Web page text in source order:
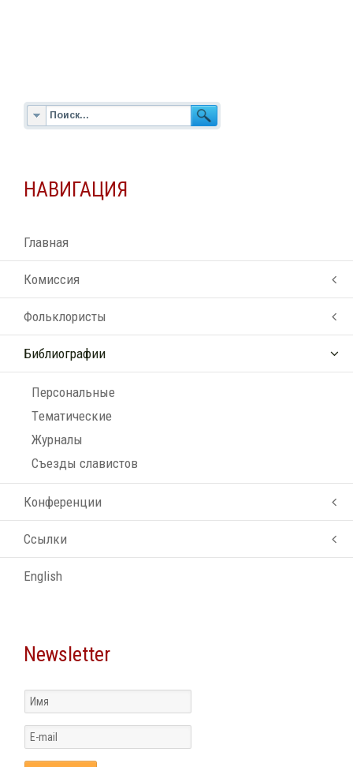
НАВИГАЦИЯ
Главная
Комиссия
Фольклористы
Библиографии
Персональные
Tематические
Журналы
Съезды славистов
Конференции
Ссылки
English
Newsletter